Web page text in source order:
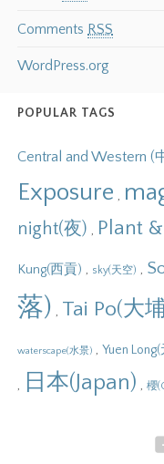
Comments RSS
WordPress.org
POPULAR TAGS
Central and Western (
Exposure ,
night(夜) , Plant
Kung(西貢) , sky(天空) ,
落) , Tai Po(大
waterscape(水景) ,Yuen
, 日本(Japan) ,櫻